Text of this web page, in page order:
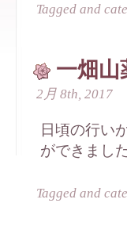
Tagged and
一畑
2月 8th, 2017
日頃の行い
ができまし
Tagged and